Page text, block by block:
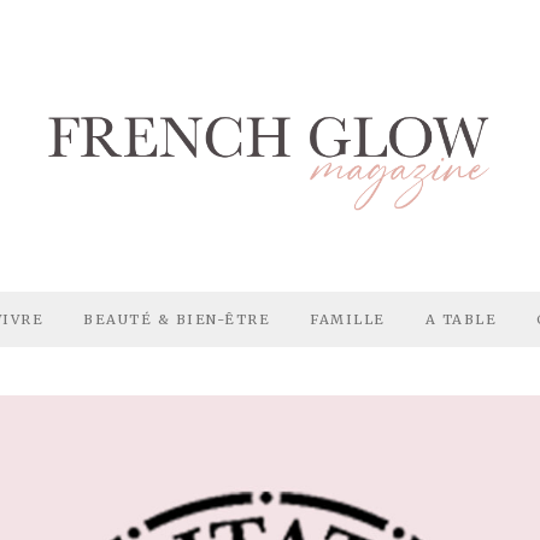
BEAUTÉ & BIEN-ÊTRE FAMILLE A TABLE